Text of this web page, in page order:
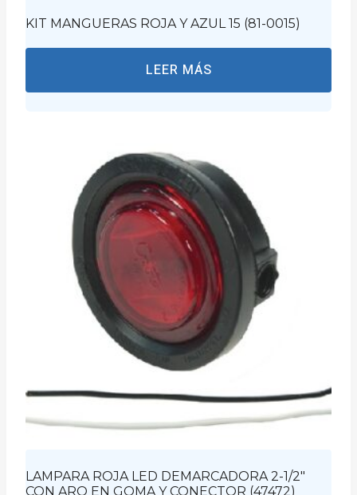
KIT MANGUERAS ROJA Y AZUL 15 (81-0015)
LEER MÁS
LAMPARA ROJA LED DEMARCADORA 2-1/2″
CON ARO EN GOMA Y CONECTOR (47472)